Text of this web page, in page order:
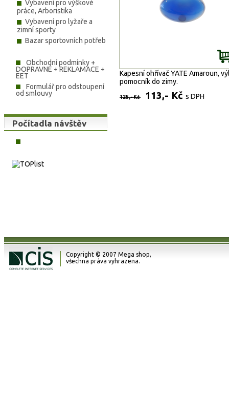
Vybavení pro výškové
práce, Arboristika
Vybavení pro lyžaře a
zimní sporty
Bazar sportovních potřeb
Obchodní podmínky +
DOPRAVNÉ + REKLAMACE +
EET
Formulář pro odstoupení
od smlouvy
Počítadla návštěv
Kapesní ohřívač YATE Amaroun,
pomocník do zimy.
125,- Kč 113,- Kč s DPH
Copyright © 2007 Mega shop,
všechna práva vyhrazena.